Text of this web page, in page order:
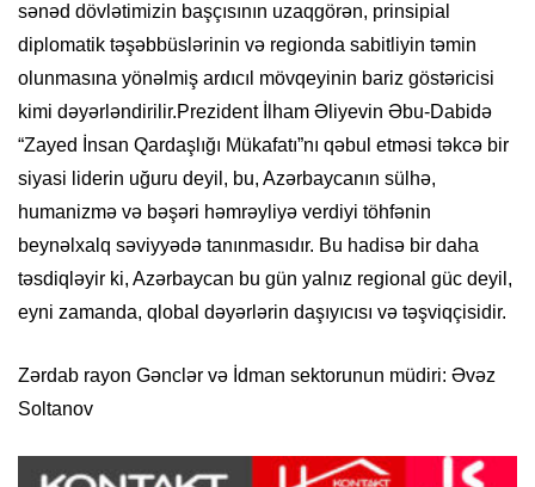
sənəd dövlətimizin başçısının uzaqgörən, prinsipial
diplomatik təşəbbüslərinin və regionda sabitliyin təmin
olunmasına yönəlmiş ardıcıl mövqeyinin bariz göstəricisi
kimi dəyərləndirilir.Prezident İlham Əliyevin Əbu-Dabidə
“Zayed İnsan Qardaşlığı Mükafatı”nı qəbul etməsi təkcə bir
siyasi liderin uğuru deyil, bu, Azərbaycanın sülhə,
humanizmə və bəşəri həmrəyliyə verdiyi töhfənin
beynəlxalq səviyyədə tanınmasıdır. Bu hadisə bir daha
təsdiqləyir ki, Azərbaycan bu gün yalnız regional güc deyil,
eyni zamanda, qlobal dəyərlərin daşıyıcısı və təşviqçisidir.
Zərdab rayon Gənclər və İdman sektorunun müdiri: Əvəz
Soltanov